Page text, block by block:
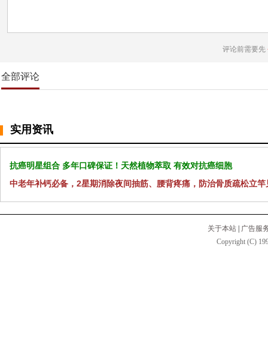
评论前需要先
全部评论
实用资讯
抗癌明星组合 多年口碑保证！天然植物萃取 有效对抗癌细胞
中老年补钙必备，2星期消除夜间抽筋、腰背疼痛，防治骨质疏松立竿
关于本站
广告服
Copyright (C)